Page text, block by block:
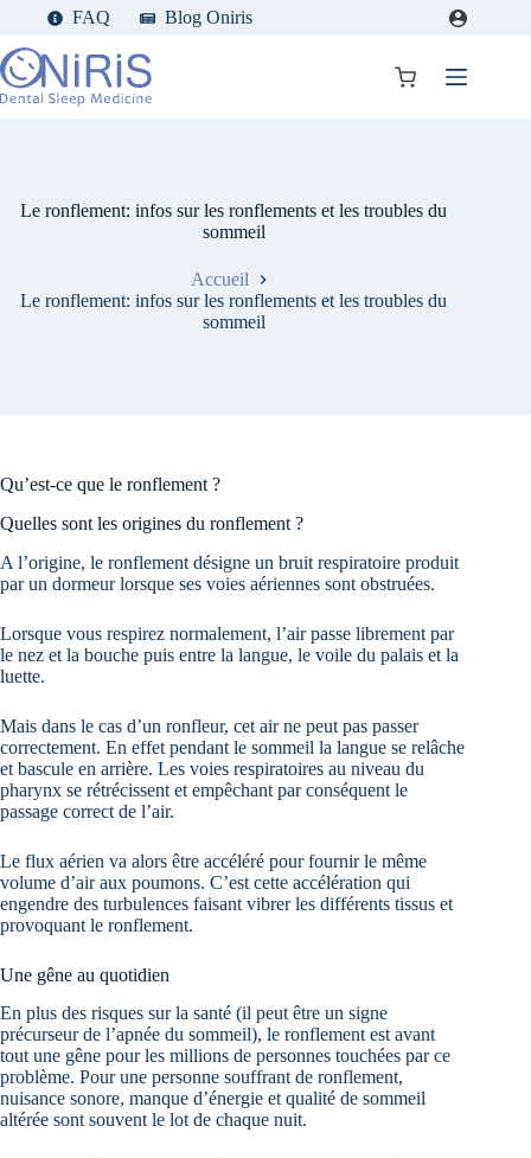
contenu
FAQ Blog Oniris
Panier
Le ronflement: infos sur les ronflements et les troubles du
sommeil
Accueil
Le ronflement: infos sur les ronflements et les troubles du
sommeil
Qu’est-ce que le ronflement ?
Quelles sont les origines du ronflement ?
A l’origine, le ronflement désigne un bruit respiratoire produit
par un dormeur lorsque ses voies aériennes sont obstruées.
Lorsque vous respirez normalement, l’air passe librement par
le nez et la bouche puis entre la langue, le voile du palais et la
luette.
Mais dans le cas d’un ronfleur, cet air ne peut pas passer
correctement. En effet pendant le sommeil la langue se relâche
et bascule en arrière. Les voies respiratoires au niveau du
pharynx se rétrécissent et empêchant par conséquent le
passage correct de l’air.
Le flux aérien va alors être accéléré pour fournir le même
volume d’air aux poumons. C’est cette accélération qui
engendre des turbulences faisant vibrer les différents tissus et
provoquant le ronflement.
Une gêne au quotidien
En plus des risques sur la santé (il peut être un signe
précurseur de l’apnée du sommeil), le ronflement est avant
tout une gêne pour les millions de personnes touchées par ce
problème. Pour une personne souffrant de ronflement,
nuisance sonore, manque d’énergie et qualité de sommeil
altérée sont souvent le lot de chaque nuit.